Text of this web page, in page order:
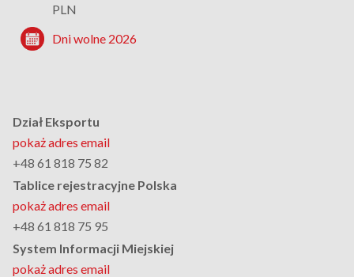
PLN
Dni wolne 2026
Dział Eksportu
pokaż adres email
+48 61 818 75 82
Tablice rejestracyjne Polska
pokaż adres email
+48 61 818 75 95
System Informacji Miejskiej
pokaż adres email